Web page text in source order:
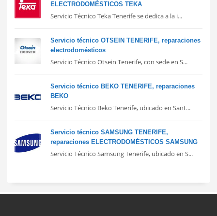
ELECTRODOMÉSTICOS TEKA
Servicio Técnico Teka Tenerife se dedica a la i...
Servicio técnico OTSEIN TENERIFE, reparaciones
electrodomésticos
Servicio Técnico Otsein Tenerife, con sede en S...
Servicio técnico BEKO TENERIFE, reparaciones
BEKO
Servicio Técnico Beko Tenerife, ubicado en Sant...
Servicio técnico SAMSUNG TENERIFE,
reparaciones ELECTRODOMÉSTICOS SAMSUNG
Servicio Técnico Samsung Tenerife, ubicado en S...